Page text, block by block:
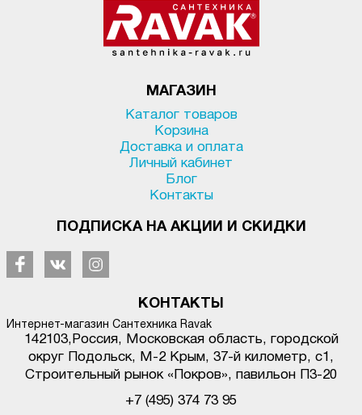
МАГАЗИН
Каталог товаров
Корзина
Доставка и оплата
Личный кабинет
Блог
Контакты
ПОДПИСКА НА АКЦИИ И СКИДКИ
КОНТАКТЫ
Интернет-магазин Сантехника Ravak
142103, Россия, Московская область, городской
округ Подольск, М-2 Крым, 37-й километр, с1 ,
Строительный рынок «Покров», павильон П3-20
+7 (495) 374 73 95